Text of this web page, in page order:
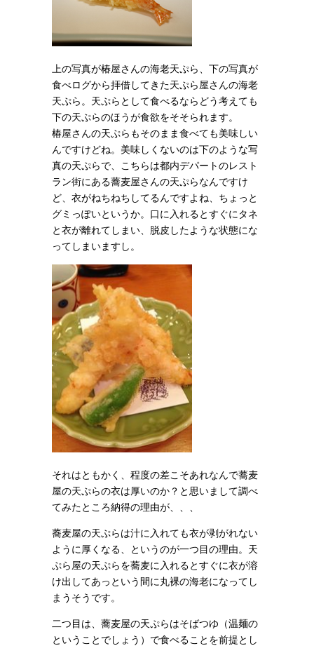
上の写真が椿屋さんの海老天ぷら、下の写真が
食べログから拝借してきた天ぷら屋さんの海老
天ぷら。天ぷらとして食べるならどう考えても
下の天ぷらのほうが食欲をそそられます。
椿屋さんの天ぷらもそのまま食べても美味しい
んですけどね。美味しくないのは下のような写
真の天ぷらで、こちらは都内デパートのレスト
ラン街にある蕎麦屋さんの天ぷらなんですけ
ど、衣がねちねちしてるんですよね、ちょっと
グミっぽいというか。口に入れるとすぐにタネ
と衣が離れてしまい、脱皮したような状態にな
ってしまいますし。
それはともかく、程度の差こそあれなんで蕎麦
屋の天ぷらの衣は厚いのか？と思いまして調べ
てみたところ納得の理由が、、、
蕎麦屋の天ぷらは汁に入れても衣が剥がれない
ように厚くなる、というのが一つ目の理由。天
ぷら屋の天ぷらを蕎麦に入れるとすぐに衣が溶
け出してあっという間に丸裸の海老になってし
まうそうです。
二つ目は、蕎麦屋の天ぷらはそばつゆ（温麺の
ということでしょう）で食べることを前提とし